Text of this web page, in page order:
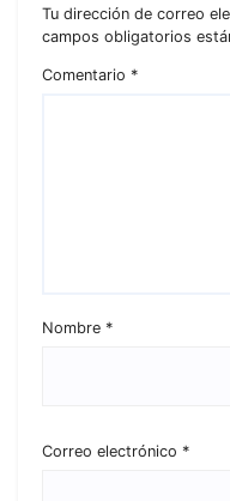
Tu dirección de correo
campos obligatorios
Comentario *
Nombre *
Correo electrónico *